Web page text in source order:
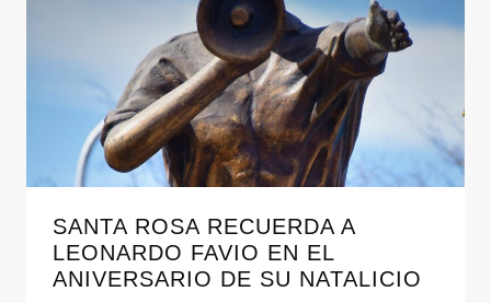
SANTA ROSA RECUERDA A
LEONARDO FAVIO EN EL
ANIVERSARIO DE SU NATALICIO